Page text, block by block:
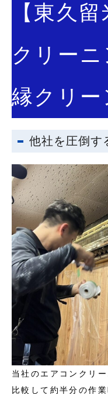
【東久
クリー
縁クリ
他社を圧倒す
当社のエアコンクリ
比較して約半分の作